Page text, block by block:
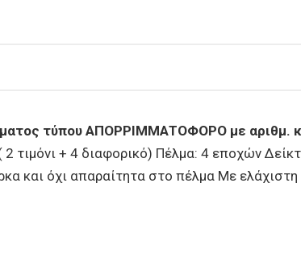
τύπου ΑΠΟΡΡΙΜΜΑΤΟΦΟΡΟ με αριθμ.
τιμόνι + 4 διαφορικό) Πέλμα: 4 εποχών
και όχι απαραίτητα στο πέλμα Με